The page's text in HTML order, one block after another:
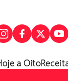
a Oito